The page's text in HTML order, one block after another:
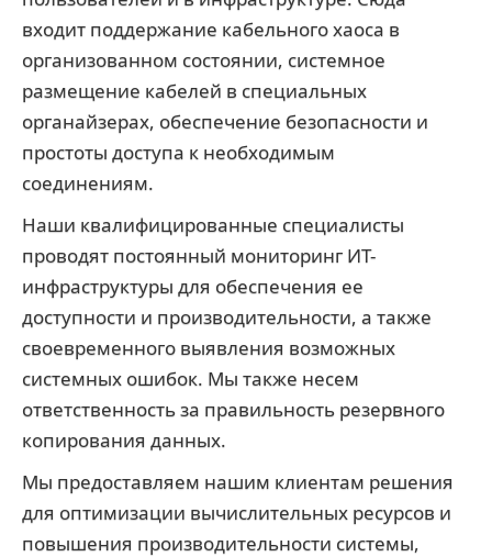
входит поддержание кабельного хаоса в
организованном состоянии, системное
размещение кабелей в специальных
органайзерах, обеспечение безопасности и
простоты доступа к необходимым
соединениям.
Наши квалифицированные специалисты
проводят постоянный мониторинг ИТ-
инфраструктуры для обеспечения ее
доступности и производительности, а также
своевременного выявления возможных
системных ошибок. Мы также несем
ответственность за правильность резервного
копирования данных.
Мы предоставляем нашим клиентам решения
для оптимизации вычислительных ресурсов и
повышения производительности системы,